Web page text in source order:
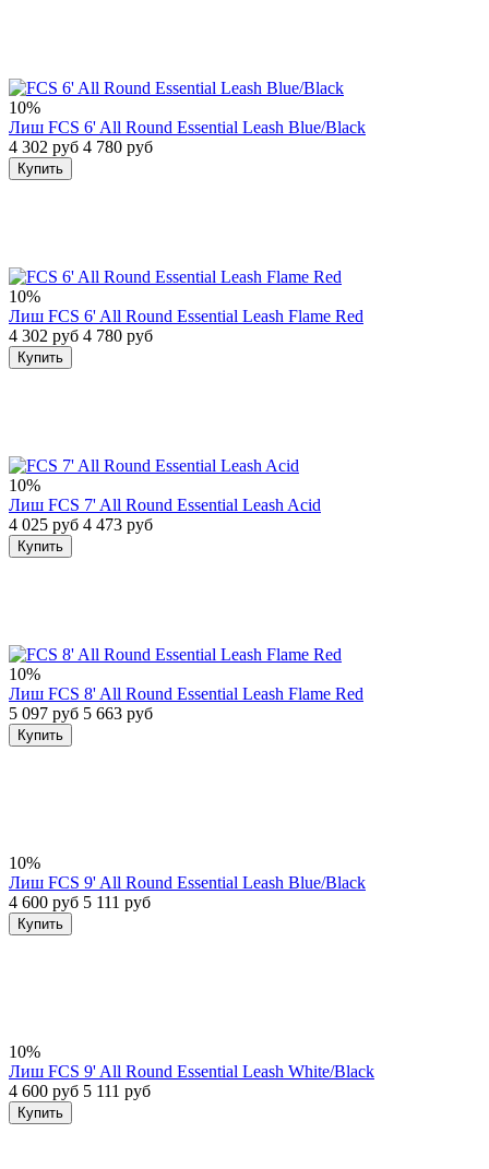
10%
Лиш FCS 6' All Round Essential Leash Blue/Black
4 302 руб 4 780 руб
Купить
10%
Лиш FCS 6' All Round Essential Leash Flame Red
4 302 руб 4 780 руб
Купить
10%
Лиш FCS 7' All Round Essential Leash Acid
4 025 руб 4 473 руб
Купить
10%
Лиш FCS 8' All Round Essential Leash Flame Red
5 097 руб 5 663 руб
Купить
10%
Лиш FCS 9' All Round Essential Leash Blue/Black
4 600 руб 5 111 руб
Купить
10%
Лиш FCS 9' All Round Essential Leash White/Black
4 600 руб 5 111 руб
Купить